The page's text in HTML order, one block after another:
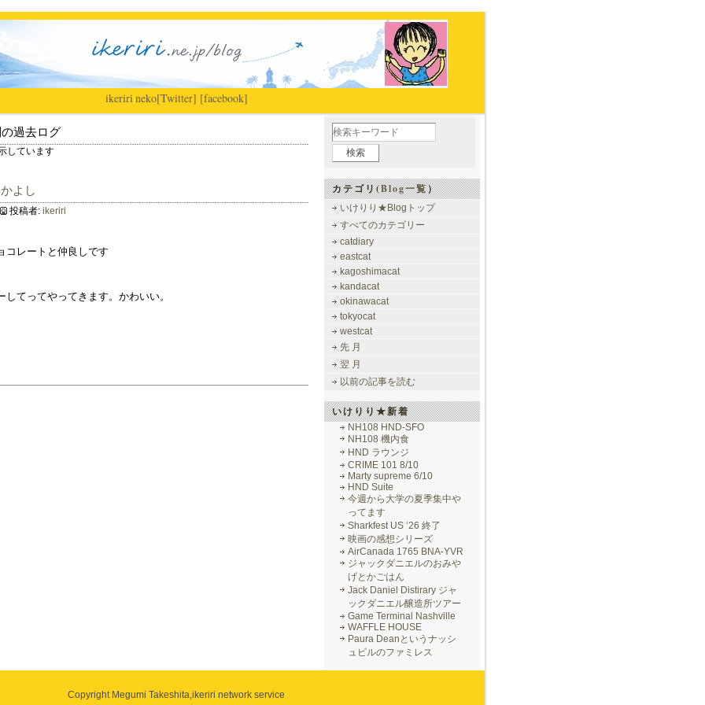
ikeriri|neko[Twitter] [facebook]
過去ログ
しています
よし
投稿者: ikeriri
コレートと仲良しです
てってやってきます。かわいい。
カテゴリ(Blog一覧）
いけりり★Blogトップ
すべてのカテゴリー
catdiary
eastcat
kagoshimacat
kandacat
okinawacat
tokyocat
westcat
先 月
翌 月
以前の記事を読む
いけりり★新着
NH108 HND-SFO
NH108 機内食
HND ラウンジ
CRIME 101 8/10
Marty supreme 6/10
HND Suite
今週から大学の夏季集中や
ってます
Sharkfest US ‘26 終了
映画の感想シリーズ
AirCanada 1765 BNA-YVR
ジャックダニエルのおみや
げとかごはん
Jack Daniel Distirary ジャ
ックダニエル醸造所ツアー
Game Terminal Nashville
WAFFLE HOUSE
Paura Deanというナッシ
ュビルのファミレス
Copyright Megumi Takeshita,ikeriri network service